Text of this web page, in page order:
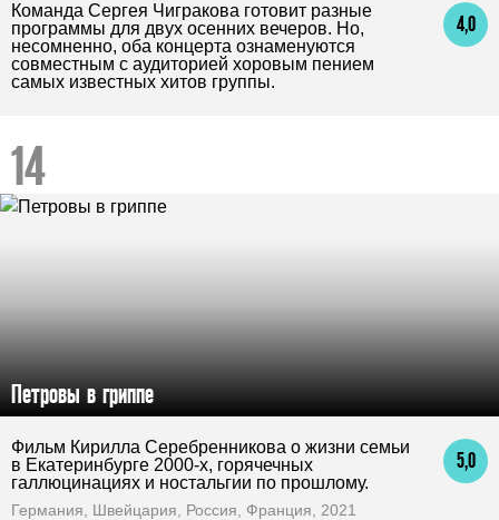
4,0
Команда Сергея Чигракова готовит разные
программы для двух осенних вечеров. Но,
несомненно, оба концерта ознаменуются
совместным с аудиторией хоровым пением
самых известных хитов группы.
Петровы в гриппе
5,0
Фильм Кирилла Серебренникова о жизни семьи
в Екатеринбурге 2000-х, горячечных
галлюцинациях и ностальгии по прошлому.
Германия, Швейцария, Россия, Франция, 2021